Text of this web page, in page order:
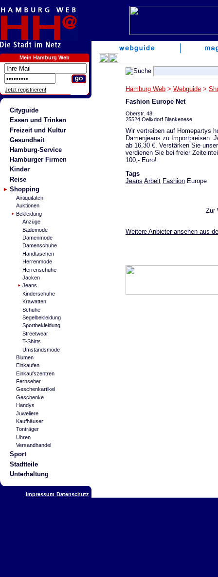
Mein Hamburg Web
Jetzt registrieren!
Cityguide
Essen und Trinken
Freizeit und Kultur
Gesundheit
Hamburg-Service
Hamburger Firmen
Kinder
Reise
Shopping
Antiquitäten
Auktionen
Bekleidung
Anzüge
Bademode
Damenmode
Damenschuhe
Handtaschen
Herrenmode
Herrenschuhe
Jacken
Jeans
Kinderschuhe
Krawatten
Schuhe
Segelbekleidung
Sportbekleidung
Streetwear
T-Shirts
Umstandsmode
Blumen
Einkaufen
Einkaufszentren
Fernseher
Geschenkartikel
Geschenke
Handys
Juweliere
Kaufhäuser
Tonträger
Uhren
Versandhandel
Sport
Stadtteile
Unterhaltung
Impressum Datenschutz
Hamburg Web > Webguide >
Fashion Europe Net
Oberstr. 48,
25524 Oelixdorf Blankenese
Wir vertreiben auf Homepartys
Damenjeans zu Importpreisen.
ab 16,30 €. Verstärken Sie
verdienen Sie bei freier
100,- Euro!
Tags
Jeans Arbeit Fashion Europe
Zur
Weitere Anbieter ansehen aus